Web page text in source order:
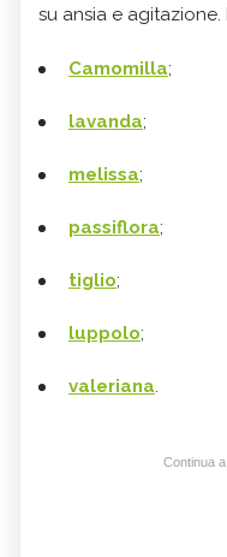
su ansia e agitazione.
Camomilla;
lavanda;
melissa;
passiflora;
tiglio;
luppolo;
valeriana.
Continua